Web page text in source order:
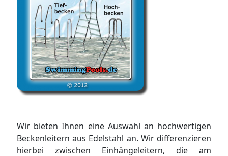
Wir bieten Ihnen eine Auswahl an hochwertigen
Beckenleitern aus Edelstahl an. Wir differenzieren
hierbei zwischen Einhängeleitern, die am